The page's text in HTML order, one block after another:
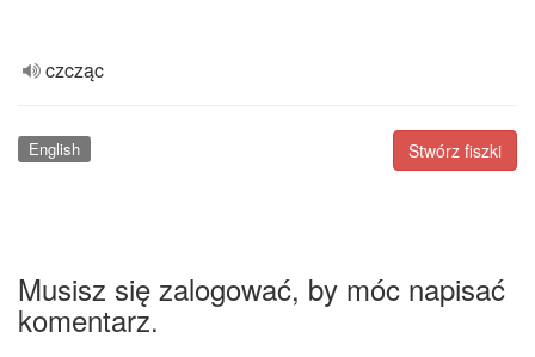
czcząc
Stwórz fiszki
English
Musisz się zalogować, by móc napisać
komentarz.